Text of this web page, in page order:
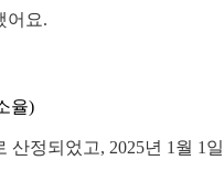
어요.
율)
산정되었고, 2025년 1월 1